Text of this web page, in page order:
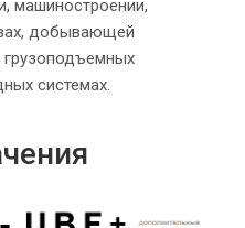
машиностроении,
добывающей
системах.